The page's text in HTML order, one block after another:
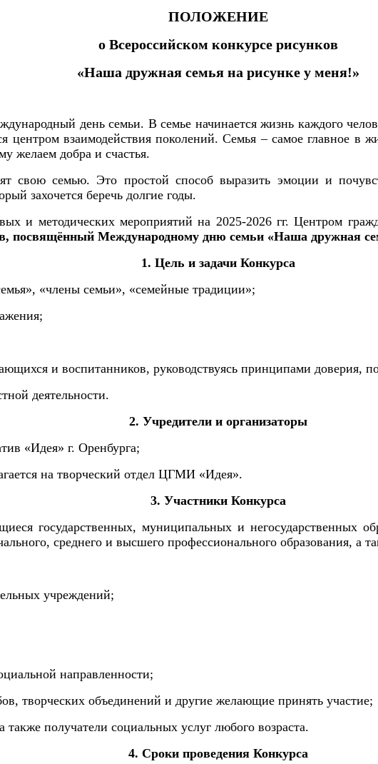
ПОЛОЖЕНИЕ
о Всероссийском конкурсе рисунков
«Наша дружная семья на рисунке у меня!»
день семьи. В семье начинается жизнь каждого
центром взаимодействия поколений. Семья – самое главное в
желаем добра и счастья.
свою семью. Это простой способ выразить эмоции и
захочется беречь долгие годы.
и методических мероприятий на 2025-2026 гг. Центром
посвящённый Международному дню семьи «Наша дружная
1. Цель и задачи Конкурса
«члены семьи», «семейные традиции»;
и воспитанников, руководствуясь принципами доверия,
деятельности.
2. Учредители и организаторы
«Идея» г. Оренбурга;
на творческий отдел ЦГМИ «Идея».
3. Участники Конкурса
государственных, муниципальных и негосударственных
среднего и высшего профессионального образования, а
учреждений;
направленности;
творческих объединений и другие желающие принять участие;
получатели социальных услуг любого возраста.
4. Сроки проведения Конкурса